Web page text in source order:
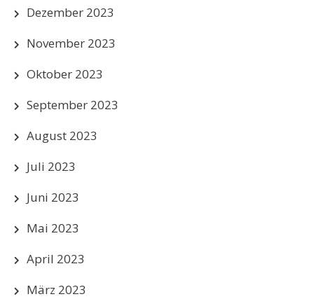
Dezember 2023
November 2023
Oktober 2023
September 2023
August 2023
Juli 2023
Juni 2023
Mai 2023
April 2023
März 2023